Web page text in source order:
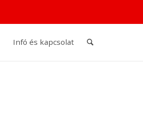
Infó és kapcsolat